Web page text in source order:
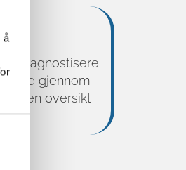
å
å diagnostisere
gjennom
få en oversikt